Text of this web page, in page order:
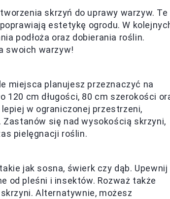
skrzyń do uprawy warzyw. Te
estetykę ogrodu. W
podłoża oraz dobierania roślin.
swoich warzyw!
miejsca planujesz przeznaczyć na
120 cm długości, 80 cm szerokości
w ograniczonej przestrzeni,
się nad wysokością skrzyni,
pielęgnacji roślin.
jak sosna, świerk czy dąb. Upewnij
od pleśni i insektów. Rozważ także
Alternatywnie, możesz